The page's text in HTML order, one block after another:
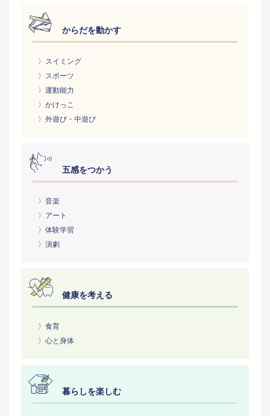
からだを動かす
〉スイミング
〉スポーツ
〉運動能力
〉かけっこ
〉外遊び・中遊び
五感をつかう
〉音楽
〉アート
〉体験学習
〉演劇
健康を考える
〉食育
〉心と身体
暮らしを楽しむ